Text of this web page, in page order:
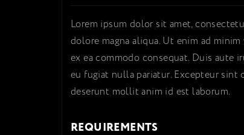
Lorem ipsum dolor sit amet,
dolore magna aliqua. Ut enim ad
ex ea commodo consequat. Duis
eu fugiat nulla pariatur. Excepteur
deserunt mollit anim id est laborum.
REQUIREMENTS